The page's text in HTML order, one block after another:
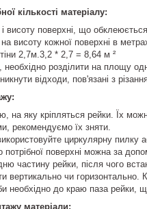
кількості матеріалу:
висоту поверхні, що обклеюється.
висоту кожної поверхні в
2,7м.3,2 * 2,7 = 8,64 м ²
розділити на площу
відходи, пов'язані з
на яку кріпляться рейки. Їх
рекомендуємо їх зняти.
циркулярну пилку
потрібної поверхні можна за
частину рейки, після чого
вертикально чи горизонтально.
необхідно до краю паза рейки,
матеріали: